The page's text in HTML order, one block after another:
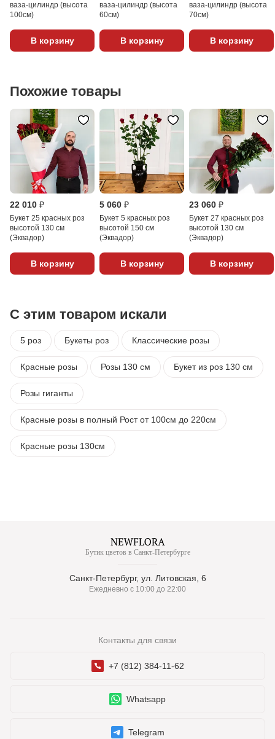
ваза-цилиндр (высота
100см)
В корзину
ваза-цилиндр (высота
60см)
В корзину
ваза-цилиндр (высота
70см)
В корзину
Похожие товары
22 010 ₽
Букет 25 красных роз
высотой 130 см
(Эквадор)
В корзину
5 060 ₽
Букет 5 красных роз
высотой 150 см
(Эквадор)
В корзину
23 060 ₽
Букет 27 красных роз
высотой 130 см
(Эквадор)
В корзину
С этим товаром искали
5 роз Букеты роз Классические розы
Красные розы Розы 130 см Букет из роз 130 см
Розы гиганты
Красные розы в полный Рост от 100см до 220см
Красные розы 130см
Бутик цветов в Санкт-Петербурге
Санкт-Петербург, ул. Литовская, 6
Ежедневно с 10:00 до 22:00
Контакты для связи
+7 (812) 384-11-62
Whatsapp
Telegram